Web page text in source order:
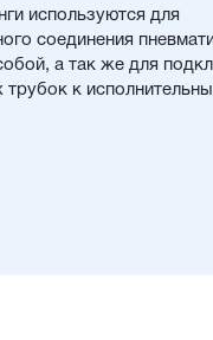
используются для
соединения
а так же для
трубок к